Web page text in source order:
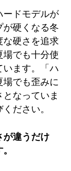
ードモデルが
が硬くなる冬
硬さを追求
場でも十分使
います。「ハ
でも歪みに
なっていま
ださい。
違うだけ